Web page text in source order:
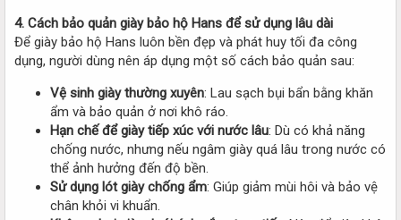
4. Cách bảo quản giày bảo hộ Hans để sử dụng lâu dài
Để giày bảo hộ Hans luôn bền đẹp và phát huy tối đa công
dụng, người dùng nên áp dụng một số cách bảo quản sau:
Vệ sinh giày thường xuyên: Lau sạch bụi bẩn bằng khăn
ẩm và bảo quản ở nơi khô ráo.
Hạn chế để giày tiếp xúc với nước lâu: Dù có khả năng
chống nước, nhưng nếu ngâm giày quá lâu trong nước có
thể ảnh hưởng đến độ bền.
Sử dụng lót giày chống ẩm: Giúp giảm mùi hôi và bảo vệ
chân khỏi vi khuẩn.